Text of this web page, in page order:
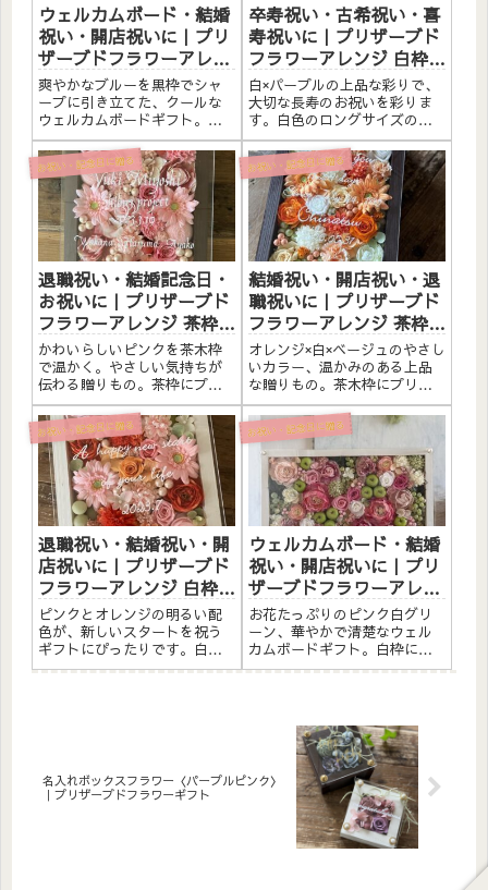
ウェルカムボード・結婚
祝い・開店祝いに｜プリ
ザーブドフラワーアレン
ジ 黒枠〈ブルー〉文字入
れ
爽やかなブルーを黒枠でシャ
ープに引き立てた、クールな
ウェルカムボードギフト。黒
枠にプリザーブドフラワーと
造花をたっぷりアレンジしま
した。アクリルプレートへの
メッセージ入れ無料。自立す
るので壁かけでも置き型でも
飾れます。こんな方へウェル
カムボ...
卒寿祝い・古希祝い・喜
寿祝いに｜プリザーブド
フラワーアレンジ 白枠ロ
ング〈パープル〉文字入
れ
白×パープルの上品な彩りで、
大切な長寿のお祝いを彩りま
す。白色のロングサイズのウ
ッドフレームに、プリザーブ
ドフラワーと造花を贅沢に詰
め込みました。パープルのお
花は長寿のお祝いにおすすめ
です。アクリル板にはひとこ
とメッセージをお入れするこ
とが...
お祝い・記念日に贈る
退職祝い・結婚記念日・
お祝いに｜プリザーブド
フラワーアレンジ 茶枠
〈ピンク〉文字入れ
かわいらしいピンクを茶木枠
で温かく。やさしい気持ちが
伝わる贈りもの。茶枠にプリ
ザーブドフラワーと造花をた
っぷりアレンジしました。ア
クリルプレートへのメッセー
ジ入れ無料。自立するので壁
かけでも置き型でも飾れま
す。こんな方へ退職祝い・感
謝の贈り...
お祝い・記念日に贈る
結婚祝い・開店祝い・退
職祝いに｜プリザーブド
フラワーアレンジ 茶枠
〈オレンジ白ベージュ〉
文字入れ
オレンジ×白×ベージュのやさし
いカラー、温かみのある上品
な贈りもの。茶木枠にプリザ
ーブドフラワーと造花をたっ
ぷりアレンジしました。アク
リルプレートへのメッセージ
入れ無料。自立するので壁か
けでも置き型でも飾れます。
こんな方へ結婚祝い・銀婚式
祝...
お祝い・記念日に贈る
退職祝い・結婚祝い・開
店祝いに｜プリザーブド
フラワーアレンジ 白枠
〈ピンクオレンジ〉文字
入れ
ピンクとオレンジの明るい配
色が、新しいスタートを祝う
ギフトにぴったりです。白い
ウッドフレームにプリザーブ
な場面...
お祝い・記念日に贈る
ウェルカムボード・結婚
祝い・開店祝いに｜プリ
ザーブドフラワーアレン
ジ 白枠〈ピンク白グリー
ン〉文字入れ
お花たっぷりのピンク白グリ
ーン、華やかで清楚なウェル
カムボードギフト。白枠にプ
リザーブドフラワーと造花を
壁かけでも置き型でも飾れま
す。こんな方へウェルカムボ
ードと...
名入れボックスフラワー〈パープルピンク〉
｜プリザーブドフラワーギフト